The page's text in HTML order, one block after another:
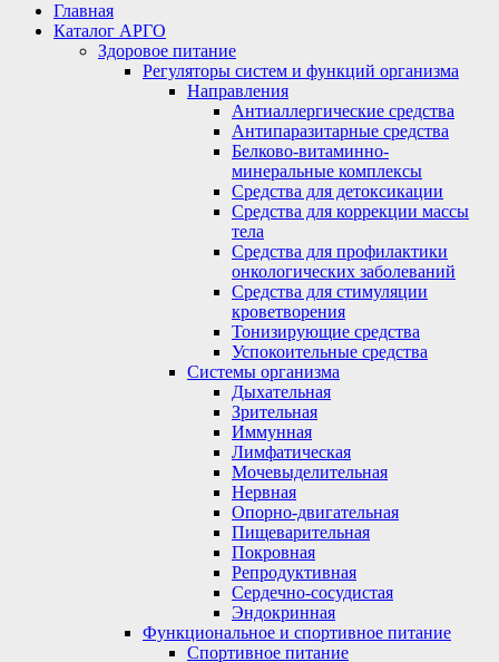
Главная
Каталог АРГО
Здоровое питание
Регуляторы систем и функций организма
Направления
Антиаллергические средства
Антипаразитарные средства
Белково-витаминно-
минеральные комплексы
Средства для детоксикации
Средства для коррекции массы
тела
Средства для профилактики
онкологических заболеваний
Средства для стимуляции
кроветворения
Тонизирующие средства
Успокоительные средства
Системы организма
Дыхательная
Зрительная
Иммунная
Лимфатическая
Мочевыделительная
Нервная
Опорно-двигательная
Пищеварительная
Покровная
Репродуктивная
Сердечно-сосудистая
Эндокринная
Функциональное и спортивное питание
Спортивное питание